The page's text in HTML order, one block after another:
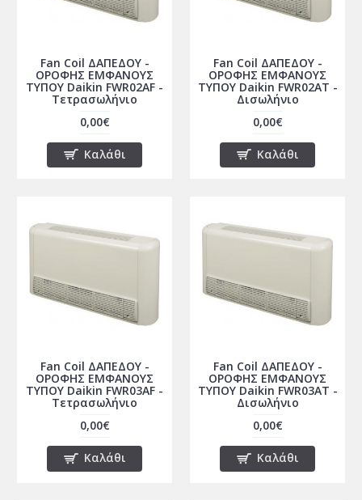
Fan Coil ΔΑΠΕΔΟΥ -
ΟΡΟΦΗΣ ΕΜΦΑΝΟΥΣ
ΤΥΠΟΥ Daikin FWR02AF -
Τετρασωλήνιο
0,00€
Καλάθι
Fan Coil ΔΑΠΕΔΟΥ -
ΟΡΟΦΗΣ ΕΜΦΑΝΟΥΣ
ΤΥΠΟΥ Daikin FWR02AT -
Δισωλήνιο
0,00€
Καλάθι
Fan Coil ΔΑΠΕΔΟΥ -
ΟΡΟΦΗΣ ΕΜΦΑΝΟΥΣ
ΤΥΠΟΥ Daikin FWR03AF -
Τετρασωλήνιο
0,00€
Καλάθι
Fan Coil ΔΑΠΕΔΟΥ -
ΟΡΟΦΗΣ ΕΜΦΑΝΟΥΣ
ΤΥΠΟΥ Daikin FWR03AT -
Δισωλήνιο
0,00€
Καλάθι